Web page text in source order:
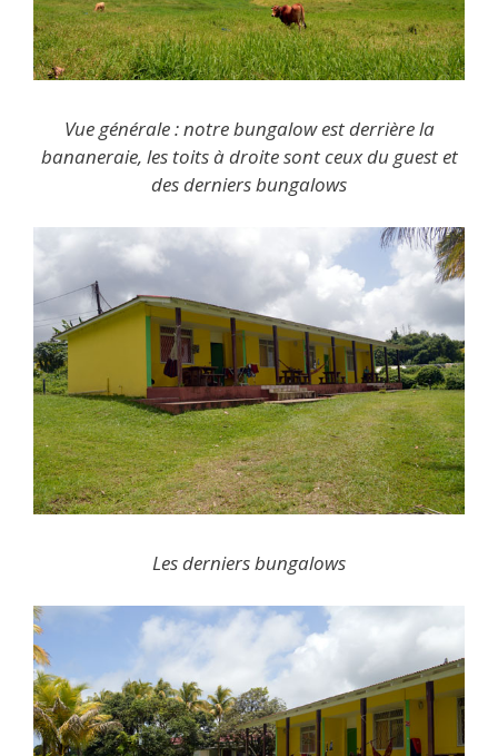
Vue générale : notre bungalow est derrière la
bananeraie, les toits à droite sont ceux du guest et
des derniers bungalows
Les derniers bungalows